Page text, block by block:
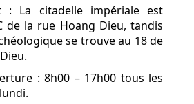
: La citadelle impériale est
de la rue Hoang Dieu, tandis
se trouve au 18 de
: 8h00 – 17h00 tous les